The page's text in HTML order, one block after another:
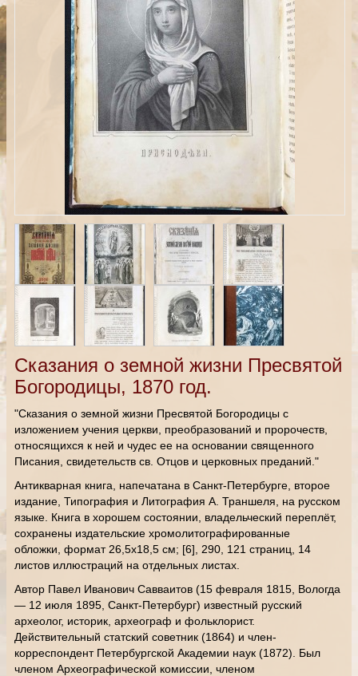
Сказания о земной жизни Пресвятой
Богородицы, 1870 год.
"Сказания о земной жизни Пресвятой Богородицы с
изложением учения церкви, преобразований и пророчеств,
относящихся к ней и чудес ее на основании священного
Писания, свидетельств св. Отцов и церковных преданий."
Антикварная книга, напечатана в Санкт-Петербурге, второе
издание, Типография и Литография А. Траншеля, на русском
языке. Книга в хорошем состоянии, владельческий переплёт,
сохранены издательские хромолитографированные
обложки, формат 26,5х18,5 см; [6], 290, 121 страниц, 14
листов иллюстраций на отдельных листах.
Автор Павел Иванович Савваитов (15 февраля 1815, Вологда
— 12 июля 1895, Санкт-Петербург) известный русский
археолог, историк, археограф и фольклорист.
Действительный статский советник (1864) и член-
корреспондент Петербургской Академии наук (1872). Был
членом Археографической комиссии, членом